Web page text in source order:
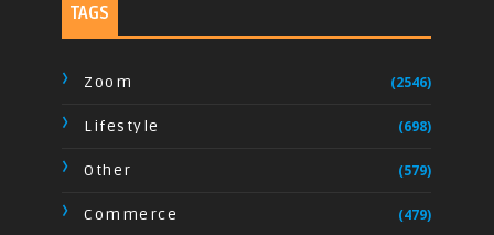
TAGS
Zoom (2546)
Lifestyle (698)
Other (579)
Commerce (479)